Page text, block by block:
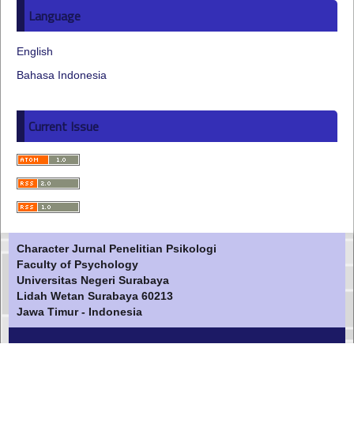
Language
English
Bahasa Indonesia
Current Issue
Character Jurnal Penelitian Psikologi
Faculty of Psychology
Universitas Negeri Surabaya
Lidah Wetan Surabaya 60213
Jawa Timur - Indonesia